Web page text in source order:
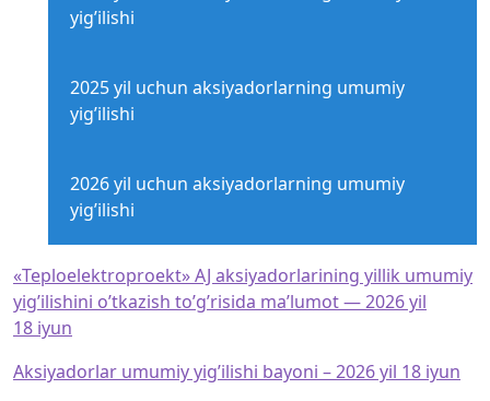
yig’ilishi
2025 yil uchun aksiyadorlarning umumiy
yig’ilishi
2026 yil uchun aksiyadorlarning umumiy
yig’ilishi
«Teploelektroproekt» AJ aksiyadorlarining yillik umumiy
yig’ilishini o’tkazish to’g’risida ma’lumot — 2026 yil
18 iyun
Aksiyadorlar umumiy yig’ilishi bayoni – 2026 yil 18 iyun